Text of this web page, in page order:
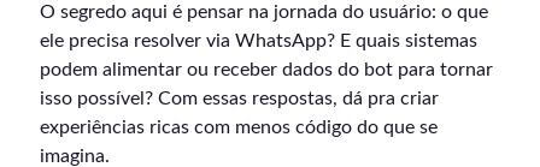
O segredo aqui é pensar na jornada do usuário: o que
ele precisa resolver via WhatsApp? E quais sistemas
podem alimentar ou receber dados do bot para tornar
isso possível? Com essas respostas, dá pra criar
experiências ricas com menos código do que se
imagina.